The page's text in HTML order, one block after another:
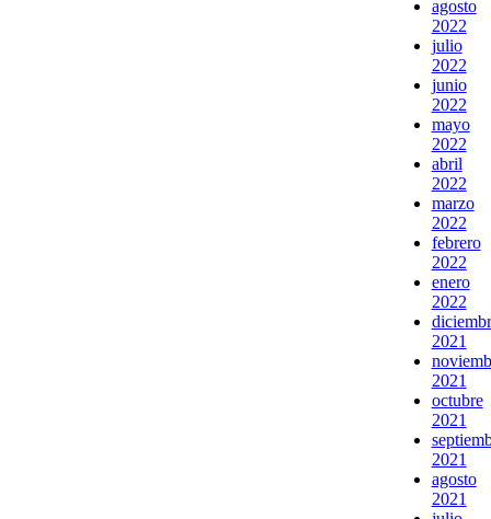
agosto
2022
julio
2022
junio
2022
mayo
2022
abril
2022
marzo
2022
febrero
2022
enero
2022
2021
2021
octubre
2021
2021
agosto
2021